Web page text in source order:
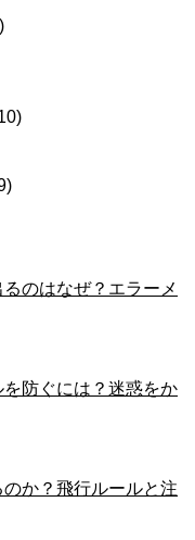
のはなぜ？エラーメ
防ぐには？迷惑をか
か？飛行ルールと注